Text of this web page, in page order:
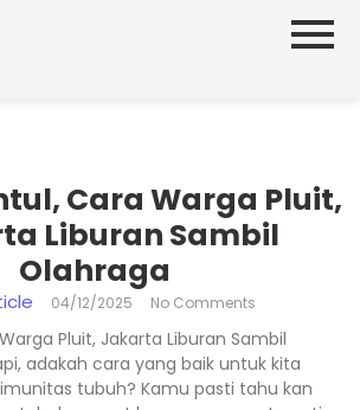
Cara Warga Pluit,
Liburan Sambil
Olahraga
04/12/2025 No Comments
Pluit, Jakarta Liburan Sambil
adakah cara yang baik untuk kita
tubuh? Kamu pasti tahu kan